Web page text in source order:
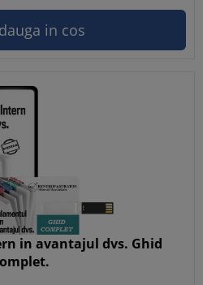
in cos
in avantajul dvs. Ghid